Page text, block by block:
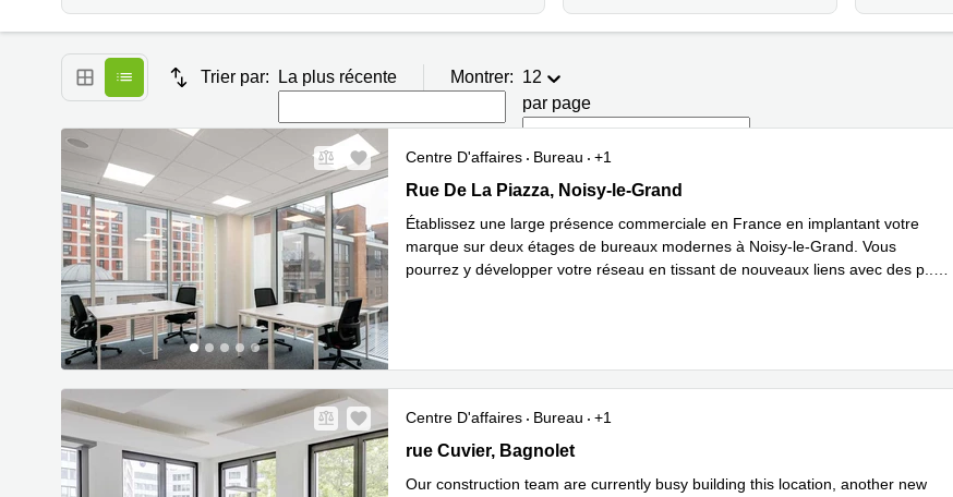
Trier par: La plus récente Montrer: 12
par page
Centre D'affaires Bureau
+1
201 Rue De La Piazza, Noisy-le-Grand
Rue De La Piazza, Noisy-le-Grand
Établissez une large présence commerciale en France en implantant votre
marque sur deux étages de bureaux modernes à Noisy-le-Grand. Vous
pourrez y développer votre réseau en tissant de nouveaux liens avec des p
Centre D'affaires Bureau
+1
38 - 42 rue Cuvier, Bagnolet
rue Cuvier, Bagnolet
Our construction team are currently busy building this location, another new